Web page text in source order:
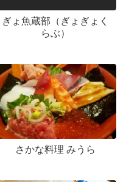
ぎょ魚蔵部（ぎょぎょく
らぶ）
さかな料理 みうら